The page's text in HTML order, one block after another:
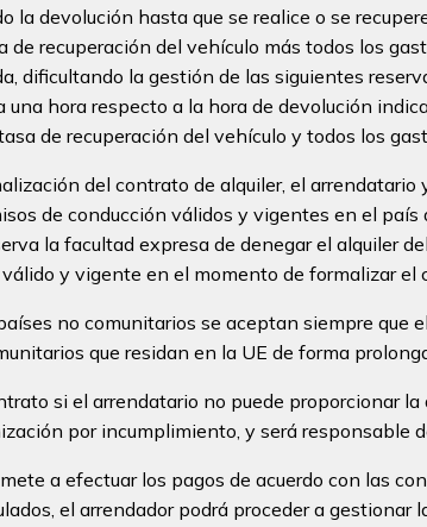
la devolución hasta que se realice o se
de recuperación del vehículo más todos los
dificultando la gestión de las siguientes
hora respecto a la hora de devolución
de recuperación del vehículo y todos los
del contrato de alquiler, el
de conducción válidos y vigentes en el
la facultad expresa de denegar el alquiler
y vigente en el momento de formalizar el
no comunitarios se aceptan siempre
que residan en la UE de forma
si el arrendatario no puede proporcionar
por incumplimiento, y será responsable
a efectuar los pagos de acuerdo con las
el arrendador podrá proceder a gestionar